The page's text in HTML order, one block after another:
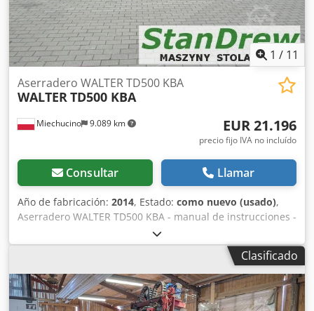
1 / 11
Miechucino 9.089 km
Aserradero WALTER TD500 KBA
WALTERTD500 KBA
EUR 21.196
precio fijo IVA no incluído
Consultar Llamar
Año de fabricación: 2014, Estado: como nuevo (usado),
Aserradero WALTER TD500 KBA - manual de instrucciones -
certificado CE - después de la inspección técnica - muy
buen estado - año de producción 2014 - mesa de
ESPECIFICACIONES TÉCNICAS motor principal 22 kW y 30
kW longitud de la mesa de alimentación 6000 mm
diámetro máximo del tronco 350 mm Dksdpfx Aomv
Clasificado